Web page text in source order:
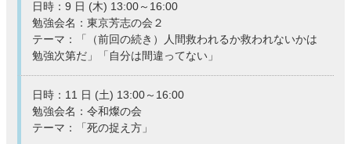
日時：9 日 (木) 13:00～16:00
勉強会名：東京芳志の会２
テーマ：「（前回の続き）人間救われるか救われないかは
勉強次第だ」「自分は間違ってない」
日時：11 日 (土) 13:00～16:00
勉強会名：令和燦の会
テーマ：「死の捉え方」